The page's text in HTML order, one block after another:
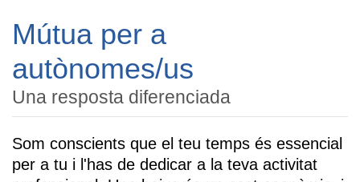
Mútua per a
autònomes/us
Una resposta diferenciada
Som conscients que el teu temps és essencial
per a tu i l'has de dedicar a la teva activitat